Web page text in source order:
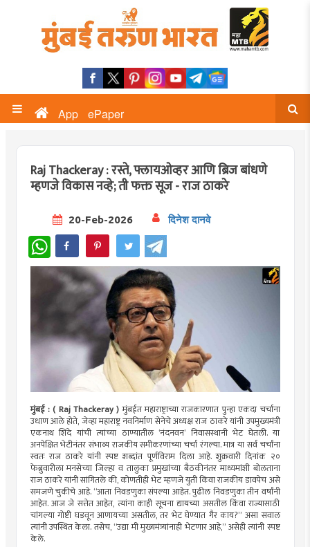
App ePaper
Raj Thackeray : रस्ते, फ्लायओव्हर आणि ब्रिज बांधणे
म्हणजे विकास नव्हे; ती फक्त सूज - राज ठाकरे
20-Feb-2026 दिनेश दानवे
WhatsApp
मुंबई : ( Raj Thackeray )मुंबईत महाराष्ट्राच्या राजकारणात पुन्हा एकदा चर्चांना
उधाण आले होते, जेव्हा महाराष्ट्र नवनिर्माण सेनेचे अध्यक्ष राज ठाकरे यांनी उपमुख्यमंत्री
एकनाथ शिंदे यांची त्यांच्या ठाण्यातील ‘नंदनवन’ निवासस्थानी भेट घेतली. या
अनपेक्षित भेटीनंतर संभाव्य राजकीय समीकरणांच्या चर्चा रंगल्या. मात्र या सर्व चर्चांना
स्वतः राज ठाकरे यांनी स्पष्ट शब्दांत पूर्णविराम दिला आहे. शुक्रवारी दिनांक २०
फेब्रुवारीला मनसेच्या जिल्हा व तालुका प्रमुखांच्या बैठकीनंतर माध्यमांशी बोलताना
राज ठाकरे यांनी सांगितले की, कोणतीही भेट म्हणजे युती किंवा राजकीय डावपेच असे
समजणे चुकीचे आहे. “आता निवडणुका संपल्या आहेत. पुढील निवडणुका तीन वर्षांनी
आहेत. आज जे सत्तेत आहेत, त्यांना काही सूचना द्यायच्या असतील किंवा राज्यासाठी
चांगल्या गोष्टी घडवून आणायच्या असतील, तर भेट घेण्यात गैर काय?” असा सवाल
त्यांनी उपस्थित केला. तसेच, “उद्या मी मुख्यमंत्र्यांनाही भेटणार आहे,” असेही त्यांनी स्पष्ट
केले.